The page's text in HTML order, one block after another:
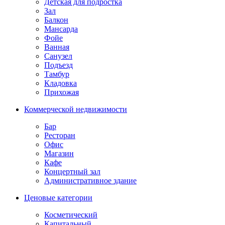
Зал
Балкон
Мансарда
Фойе
Ванная
Санузел
Подъезд
Тамбур
Кладовка
Прихожая
Коммерческой недвижимости
Бар
Ресторан
Офис
Магазин
Кафе
Концертный зал
Административное здание
Ценовые категории
Косметический